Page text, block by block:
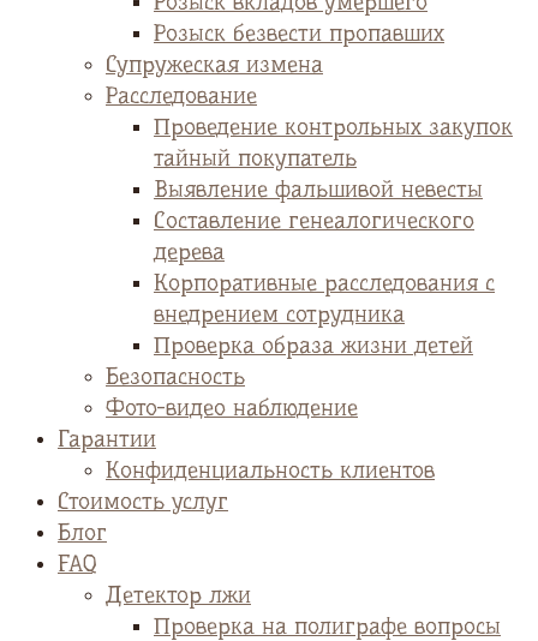
Розыск безвести пропавших
Супружеская измена
Расследование
Проведение контрольных закупок
тайный покупатель
Выявление фальшивой невесты
Cоставление генеалогического
дерева
Корпоративные расследования с
внедрением сотрудника
Проверка образа жизни детей
Безопасность
Фото-видео наблюдение
Гарантии
Конфиденциальность клиентов
Стоимость услуг
Блог
FAQ
Детектор лжи
Проверка на полиграфе вопросы